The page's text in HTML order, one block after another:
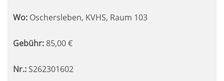
Wo: Oschersleben, KVHS, Raum 103
Gebühr: 85,00€
Nr.: S262301602